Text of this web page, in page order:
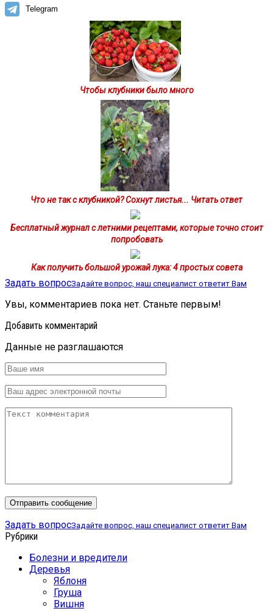
Telegram
Чтобы клубники было много
Что не так с клубникой? Сохнут листья... Читать ответ
Бесплатный журнал с летними рецептами, которые точно стоит
попробовать
Как получить большой урожай лука: 4 простых совета
Задать вопросЗадайте вопрос, наш специалист ответит Вам
Увы, комментариев пока нет. Станьте первым!
Добавить комментарий
Данные не разглашаются
Задать вопросЗадайте вопрос, наш специалист ответит Вам
Рубрики
Болезни и вредители
Деревья
Яблоня
Груша
Вишня